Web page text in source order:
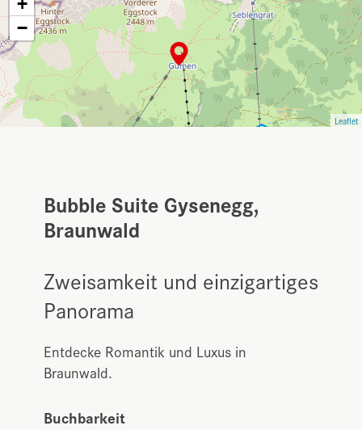
−
Leaflet
Bubble Suite Gysenegg,
Braunwald
Zweisamkeit und einzigartiges
Panorama
Entdecke Romantik und Luxus in
Braunwald.
Buchbarkeit